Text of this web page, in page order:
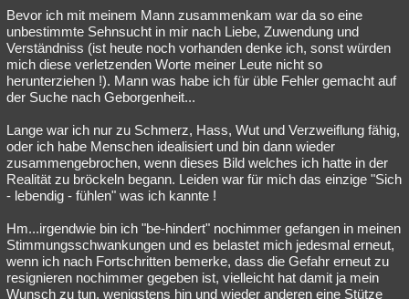
Astronomie Helpdesk
Musik Clash Verbesserungen Allmystery English
Übersichten
Besucht Teilgenommen Alle
Lesenswert Schlüsselwörter
Bevor ich mit meinem Mann zusammenkam war da so eine
unbestimmte Sehnsucht in mir nach Liebe, Zuwendung und
Verständniss (ist heute noch vorhanden denke ich, sonst würden
mich diese verletzenden Worte meiner Leute nicht so
herunterziehen !). Mann was habe ich für üble Fehler gemacht auf
der Suche nach Geborgenheit...
Lange war ich nur zu Schmerz, Hass, Wut und Verzweiflung fähig,
oder ich habe Menschen idealisiert und bin dann wieder
zusammengebrochen, wenn dieses Bild welches ich hatte in der
Realität zu bröckeln begann. Leiden war für mich das einzige "Sich
- lebendig - fühlen" was ich kannte !
Hm...irgendwie bin ich "be-hindert" nochimmer gefangen in meinen
Stimmungsschwankungen und es belastet mich jedesmal erneut,
wenn ich nach Fortschritten bemerke, dass die Gefahr erneut zu
resignieren nochimmer gegeben ist, vielleicht hat damit ja mein
Wunsch zu tun, wenigstens hin und wieder anderen eine Stütze